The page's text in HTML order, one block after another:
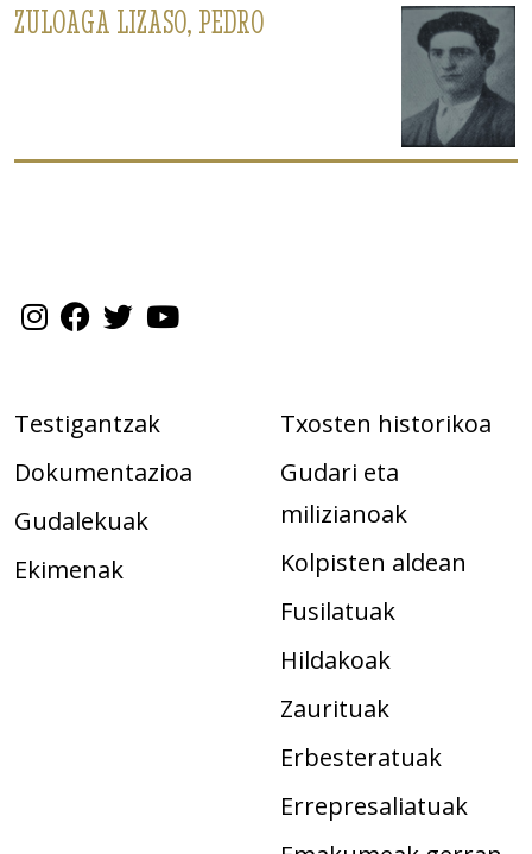
ZULOAGA LIZASO, PEDRO
Testigantzak
Dokumentazioa
Gudalekuak
Ekimenak
Txosten historikoa
Gudari eta
milizianoak
Kolpisten aldean
Fusilatuak
Hildakoak
Zaurituak
Erbesteratuak
Errepresaliatuak